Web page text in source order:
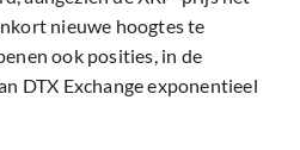
nieuwe hoogtes te
ook posities, in de
DTX Exchange exponentieel